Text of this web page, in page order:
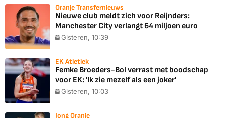
Oranje Transfernieuws
Nieuwe club meldt zich voor Reijnders:
Manchester City verlangt 64 miljoen euro
Gisteren, 10:39
EK Atletiek
Femke Broeders-Bol verrast met boodschap
voor EK: 'Ik zie mezelf als een joker'
Gisteren, 10:03
Jong Oranje